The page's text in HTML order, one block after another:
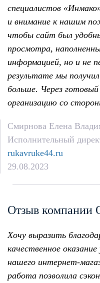
специалистов
и внимание к нашим
чтобы сайт был
просмотра,
информацией, но и не
результате мы
больше. Через
организацию со
Смирнова Елена
Исполнительный
rukavruke44.ru
29.08.2023
Отзыв
Хочу выразить
качественное
нашего интернет-
работа позволила